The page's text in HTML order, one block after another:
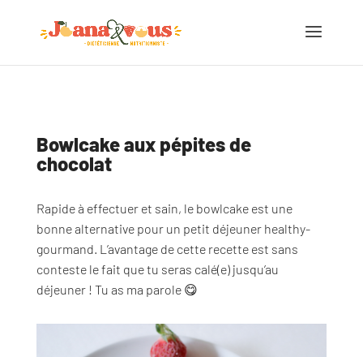
Bowlcake aux pépites de
chocolat
Rapide à effectuer et sain, le bowlcake est une
bonne alternative pour un petit déjeuner healthy-
gourmand. L’avantage de cette recette est sans
conteste le fait que tu seras calé(e) jusqu’au
déjeuner ! Tu as ma parole 😋